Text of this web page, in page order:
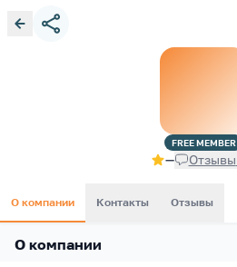
FREEMEMBER
— Отзывы
О компании Контакты Отзывы
О компании